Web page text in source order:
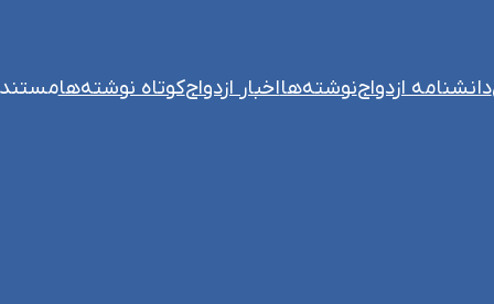
دانشنامه ازدواجنوشته‌هااخبار ازدواجکوتاه نوشته‌ها